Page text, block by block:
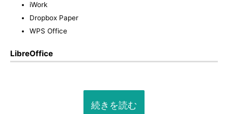
iWork
Dropbox Paper
WPS Office
LibreOffice
続きを読む